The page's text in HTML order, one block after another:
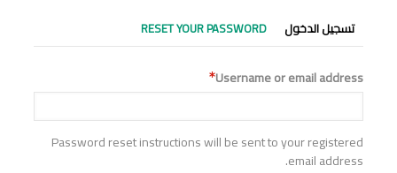
التبويبات
الأساسية
تسجيل الدخول RESET YOUR PASSWORD
Username or email address
Password reset instructions will be sent to your registered
email address.